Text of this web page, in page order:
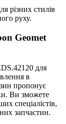
різних стилів
руху.
Geomet
для
в
пропонує
Ви зможете
спеціалістів,
запчастин.